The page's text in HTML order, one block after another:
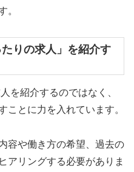
。
りの求人」を紹介す
を紹介するのではなく、
ことに力を入れています。
容や働き方の希望、過去の
アリングする必要がありま